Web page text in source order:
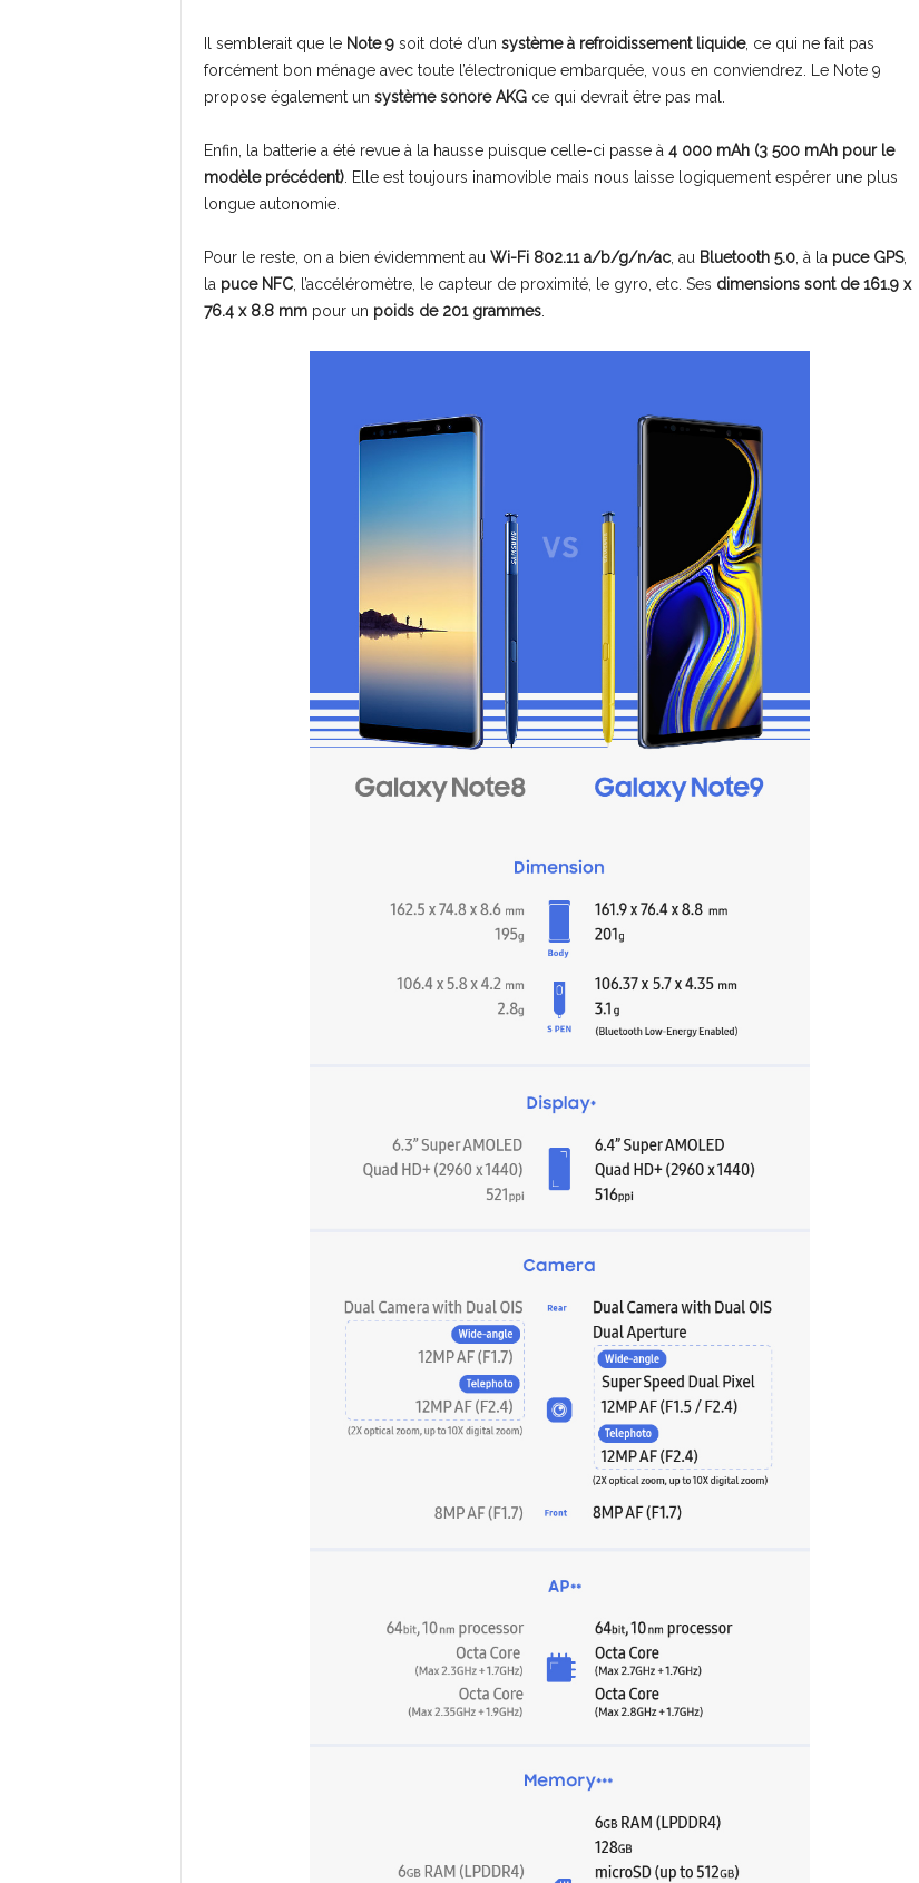
Il semblerait que le Note 9soit doté d’un système à refroidissement liquide, ce qui ne fait pas
forcément bon ménage avec toute l’électronique embarquée, vous en conviendrez. Le Note 9
propose également un système sonore AKGce qui devrait être pas mal.
Enfin, la batterie a été revue à la hausse puisque celle-ci passe à 4 000 mAh (3 500 mAh pour le
modèle précédent). Elle est toujours inamovible mais nous laisse logiquement espérer une plus
longue autonomie.
Pour le reste, on a bien évidemment au Wi-Fi 802.11 a/b/g/n/ac, au Bluetooth 5.0, à la puce GPS,
la puce NFC, l’accéléromètre, le capteur de proximité, le gyro, etc. Ses dimensions sont de 161.9 x
76.4 x 8.8 mmpour un poids de 201 grammes.